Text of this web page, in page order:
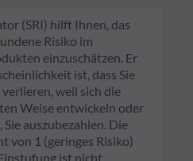
(SRI) hilft Ihnen, das
Risiko im
einzuschätzen. Er
ist, dass Sie
weil sich die
Weise entwickeln oder
auszubezahlen. Die
von 1 (geringes Risiko)
ist nicht